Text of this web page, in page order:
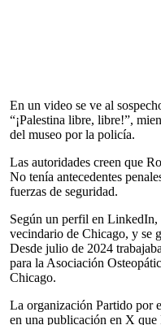
En un video se ve al
“¡Palestina libre, libre!”,
del museo por la policía.
Las autoridades creen que
No tenía antecedentes
fuerzas de seguridad.
Según un perfil en
vecindario de Chicago, y se
Desde julio de 2024
para la Asociación
Chicago.
La organización Partido por
en una publicación en X